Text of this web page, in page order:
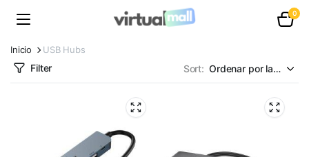
0
Inicio USB Hubs
Filter Sort: